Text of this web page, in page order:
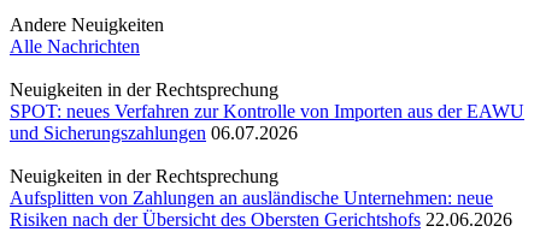
Andere Neuigkeiten
Alle Nachrichten
Neuigkeiten in der Rechtsprechung
SPOT: neues Verfahren zur Kontrolle von Importen aus der EAWU
und Sicherungszahlungen 06.07.2026
Neuigkeiten in der Rechtsprechung
Aufsplitten von Zahlungen an ausländische Unternehmen: neue
Risiken nach der Übersicht des Obersten Gerichtshofs 22.06.2026